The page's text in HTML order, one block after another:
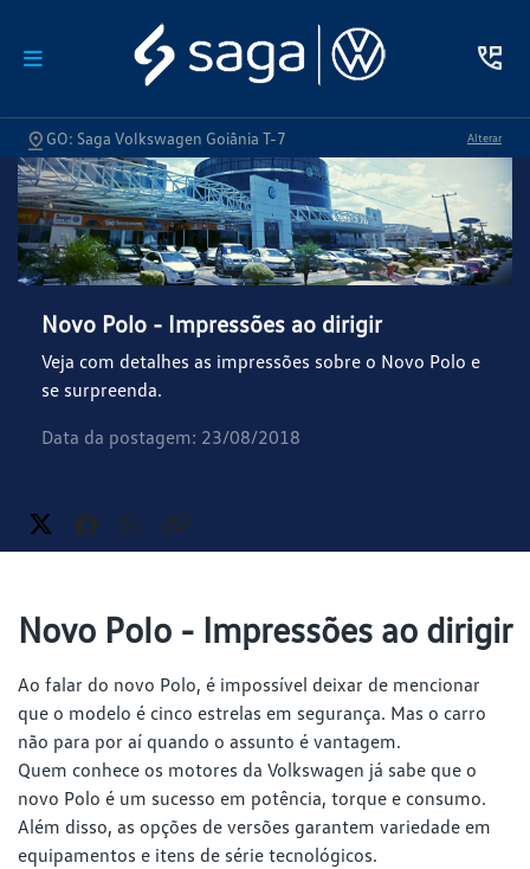
GO: Saga Volkswagen Goiânia T-7 Alterar
Novo Polo - Impressões ao dirigir
Veja com detalhes as impressões sobre o Novo Polo e
se surpreenda.
Data da postagem: 23/08/2018
Novo Polo - Impressões ao dirigir
Ao falar do novo Polo, é impossível deixar de mencionar
que o modelo é cinco estrelas em segurança. Mas o carro
não para por aí quando o assunto é vantagem.
Quem conhece os motores da Volkswagen já sabe que o
novo Polo é um sucesso em potência, torque e consumo.
Além disso, as opções de versões garantem variedade em
equipamentos e itens de série tecnológicos.